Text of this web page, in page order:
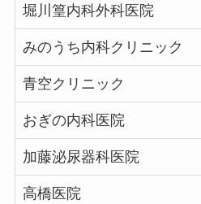
堀川篁内科外科医院
みのうち内科クリニック
青空クリニック
おぎの内科医院
加藤泌尿器科医院
高橋医院